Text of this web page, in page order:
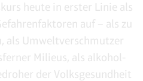
heute in erster Linie als
auf – als zu
als Umweltverschmutzer
Milieus, als alkohol-
der Volksgesundheit